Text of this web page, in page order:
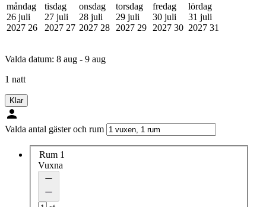
måndag
26 juli
2027 26
tisdag
27 juli
2027 27
onsdag
28 juli
2027 28
torsdag
29 juli
2027 29
fredag
30 juli
2027 30
lördag
31 juli
2027 31
Valda datum: 8 aug - 9 aug
1 natt
Klar
Valda antal gäster och rum
Rum 1
Vuxna